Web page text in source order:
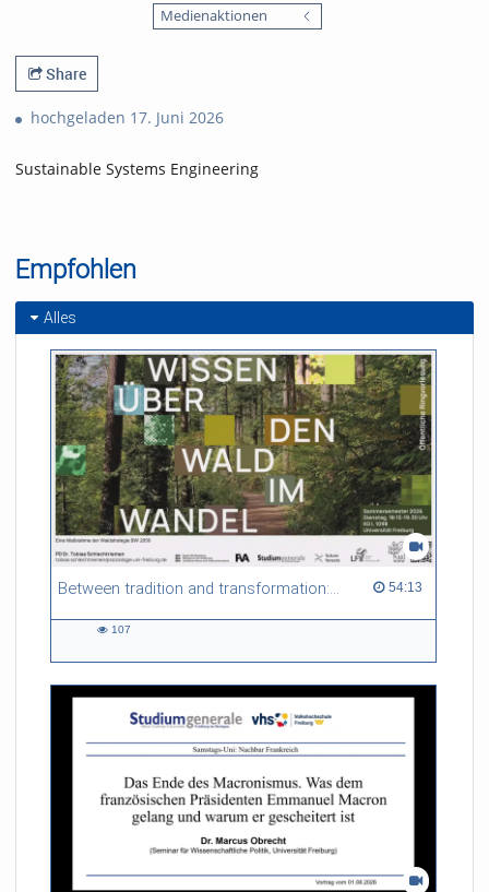
Medienaktionen
Share
hochgeladen 17. Juni 2026
Sustainable Systems Engineering
Empfohlen
Alles
Between tradition and transformation: how owners, advisers and institutions co-create knowledge for resilient forests in Europe 54:13
54:13 duration
107